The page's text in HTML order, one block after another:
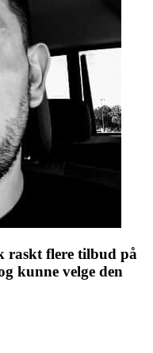
raskt flere tilbud på
kunne velge den